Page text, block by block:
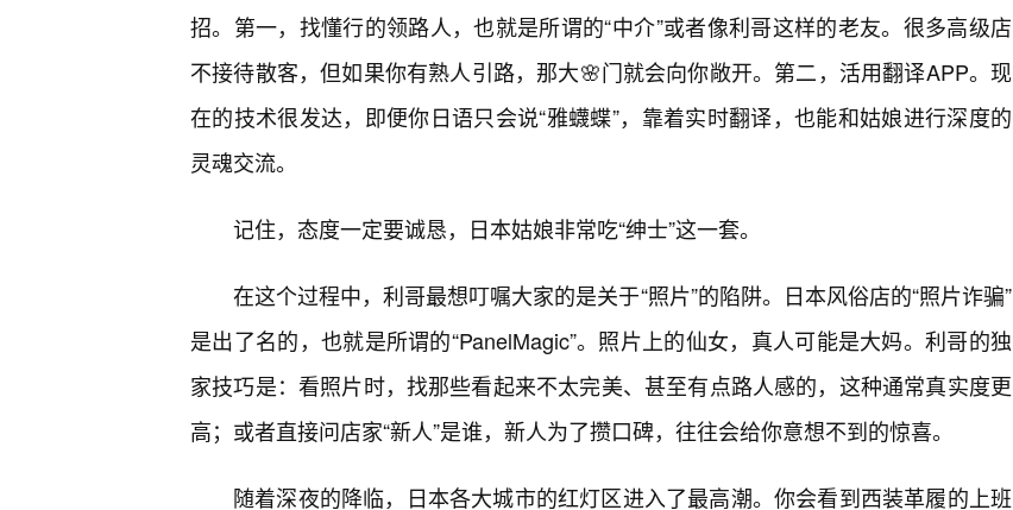
招。第一，找懂行的领路人，也就是所谓的“中介”或者像利哥这样的老友。很多高级店
不接待散客，但如果你有熟人引路，那大🌸门就会向你敞开。第二，活用翻译APP。现
在的技术很发达，即便你日语只会说“雅蠛蝶”，靠着实时翻译，也能和姑娘进行深度的
灵魂交流。
记住，态度一定要诚恳，日本姑娘非常吃“绅士”这一套。
在这个过程中，利哥最想叮嘱大家的是关于“照片”的陷阱。日本风俗店的“照片诈骗”
是出了名的，也就是所谓的“PanelMagic”。照片上的仙女，真人可能是大妈。利哥的独
家技巧是：看照片时，找那些看起来不太完美、甚至有点路人感的，这种通常真实度更
高；或者直接问店家“新人”是谁，新人为了攒口碑，往往会给你意想不到的惊喜。
随着深夜的降临，日本各大城市的红灯区进入了最高潮。你会看到西装革履的上班